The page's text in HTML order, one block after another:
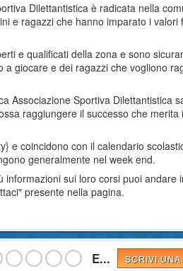
Dilettantistica è radicata nella
e ragazzi che hanno imparato i valori
e qualificati della zona e sono
giocare e dei ragazzi che vogliono
Associazione Sportiva Dilettantistica
raggiungere il successo che merita
e coincidono con il calendario
generalmente nel week end.
sui loro corsi puoi andare
presente nella pagina.
E... SCRIVI